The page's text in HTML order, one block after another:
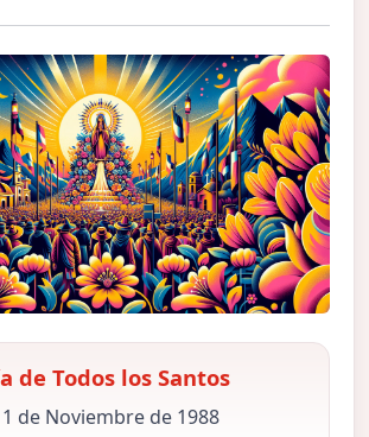
de Todos los Santos
1 de Noviembre de 1988